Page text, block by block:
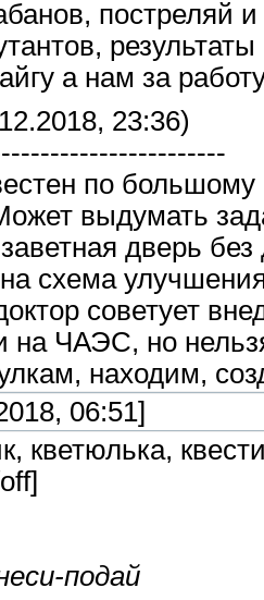
постреляй
а нам за
23:36)
по
выдумать
дверь без
схема
советует
на ЧАЭС, но
находим,
06:51]
кветюлька,
подай